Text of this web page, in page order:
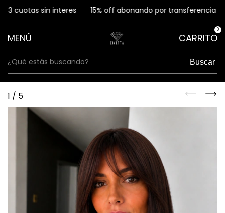
cuotas sin interes 15% off abonando por transferencia
MENÚ CARRITO
0
Buscar
1 / 5